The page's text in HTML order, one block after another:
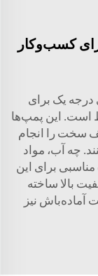
کسب‌وکار
درجه یک برای
است. این پمپ‌ها
سخت را انجام
چه آب، مواد
برای این
بالا ساخته
آماده‌باش نیز